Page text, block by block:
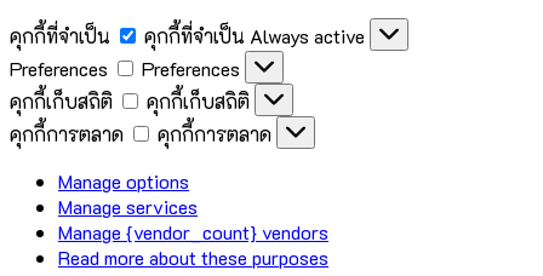
คุกกี้ที่จำเป็น คุกกี้ที่จำเป็น Always active
Preferences
Preferences
คุกกี้เก็บสถิติ
คุกกี้เก็บสถิติ
คุกกี้การตลาด
คุกกี้การตลาด
Manage options
Manage services
Manage {vendor_count} vendors
Read more about these purposes